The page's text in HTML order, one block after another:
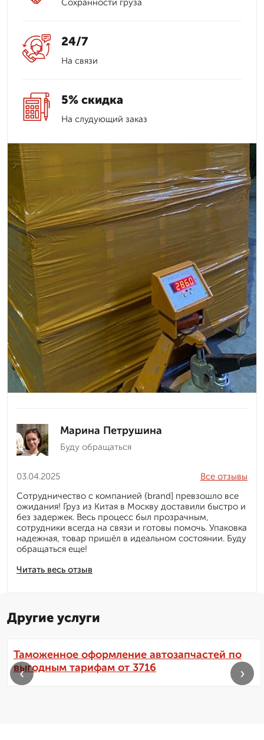
Сохранности груза
24/7
На связи
5% скидка
На слудующий заказ
Марина Петрушина
Буду обращаться
03.04.2025
Читать весь отзыв
Все отзывы
Сотрудничество с компанией {brand] превзошло все
ожидания! Груз из Китая в Москву доставили быстро и
без задержек. Весь процесс был прозрачным,
сотрудники всегда на связи и готовы помочь. Упаковка
надежная, товар пришёл в идеальном состоянии. Буду
обращаться еще!
Другие услуги
Таможенное оформление автозапчастей по
выгодным тарифам от 3716
‹ ›